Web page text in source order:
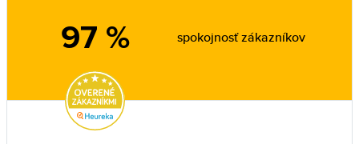
97 % spokojnosť zákazníkov